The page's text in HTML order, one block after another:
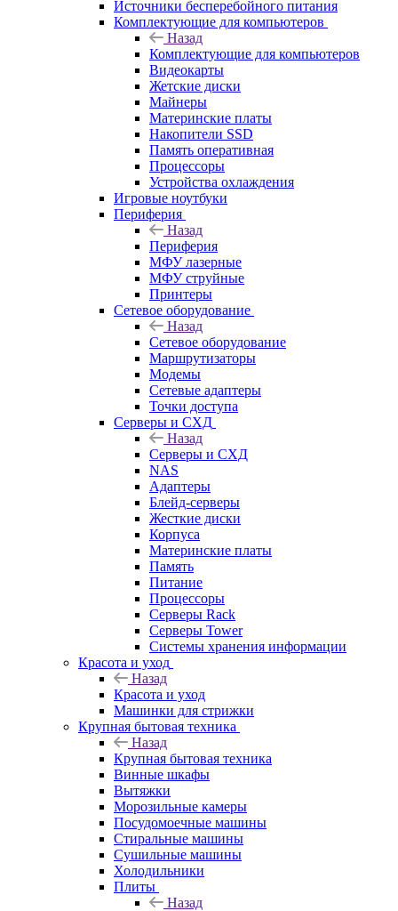
Источники бесперебойного питания
Комплектующие для компьютеров
Назад
Комплектующие для компьютеров
Видеокарты
Жетские диски
Майнеры
Материнские платы
Накопители SSD
Память оперативная
Процессоры
Устройства охлаждения
Игровые ноутбуки
Периферия
Назад
Периферия
МФУ лазерные
МФУ струйные
Принтеры
Сетевое оборудование
Назад
Сетевое оборудование
Маршрутизаторы
Модемы
Сетевые адаптеры
Точки доступа
Серверы и СХД
Назад
Серверы и СХД
NAS
Адаптеры
Блейд-серверы
Жесткие диски
Корпуса
Материнские платы
Память
Питание
Процессоры
Серверы Rack
Серверы Tower
Системы хранения информации
Красота и уход
Назад
Красота и уход
Машинки для стрижки
Крупная бытовая техника
Назад
Крупная бытовая техника
Винные шкафы
Вытяжки
Морозильные камеры
Посудомоечные машины
Стиральные машины
Сушильные машины
Холодильники
Плиты
Назад